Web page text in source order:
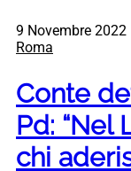
9 Novembre 2022
Roma
Conte
Pd: “Nel
chi